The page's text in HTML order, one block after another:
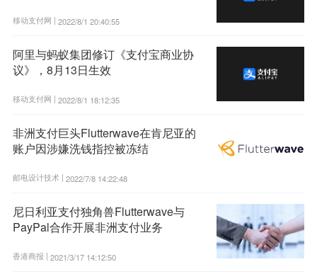
移动支付网 | 2022/8/1 20:40:55
阿里与蚂蚁集团修订《支付宝商业协
议》，8月13日生效
移动支付网 | 2022/8/1 18:12:35
非洲支付巨头Flutterwave在肯尼亚的
账户因涉嫌洗钱指控被冻结
邮电设计技术 | 2022/7/8 14:22:48
尼日利亚支付独角兽Flutterwave与
PayPal合作开展非洲支付业务
香港商报 | 2021/3/17 14:12:50